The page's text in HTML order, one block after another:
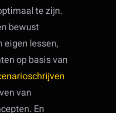
te zijn.
bewust
eigen lessen,
op basis van
van
En